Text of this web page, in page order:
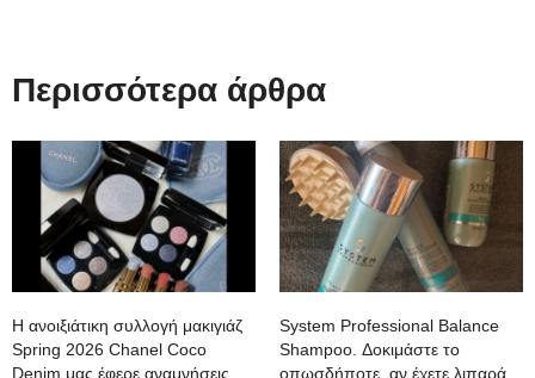
Περισσότερα άρθρα
Η ανοιξιάτικη συλλογή μακιγιάζ
Spring 2026 Chanel Coco
Denim μας έφερε αναμνήσεις.
System Professional Balance
Shampoo. Δοκιμάστε το
οπωσδήποτε, αν έχετε λιπαρά